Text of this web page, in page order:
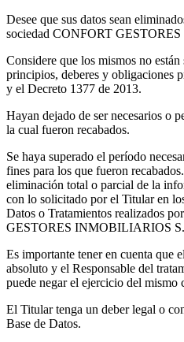
Desee que sus datos sean
sociedad CONFORT
Considere que los mismos no
principios, deberes y obligaciones
y el Decreto 1377 de 2013.
Hayan dejado de ser necesarios o
la cual fueron recabados.
Se haya superado el período
fines para los que fueron
eliminación total o parcial de la
con lo solicitado por el Titular en
Datos o Tratamientos realizados
GESTORES INMOBILIARIOS
Es importante tener en cuenta que
absoluto y el Responsable del
puede negar el ejercicio del mismo
El Titular tenga un deber legal o
Base de Datos.